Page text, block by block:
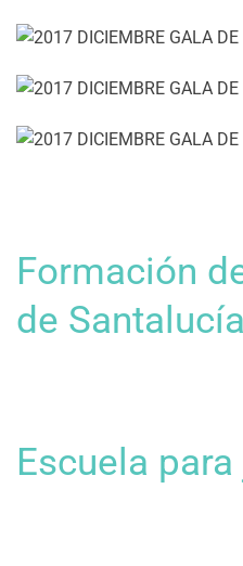
Formación
de Santalucía
Escuela